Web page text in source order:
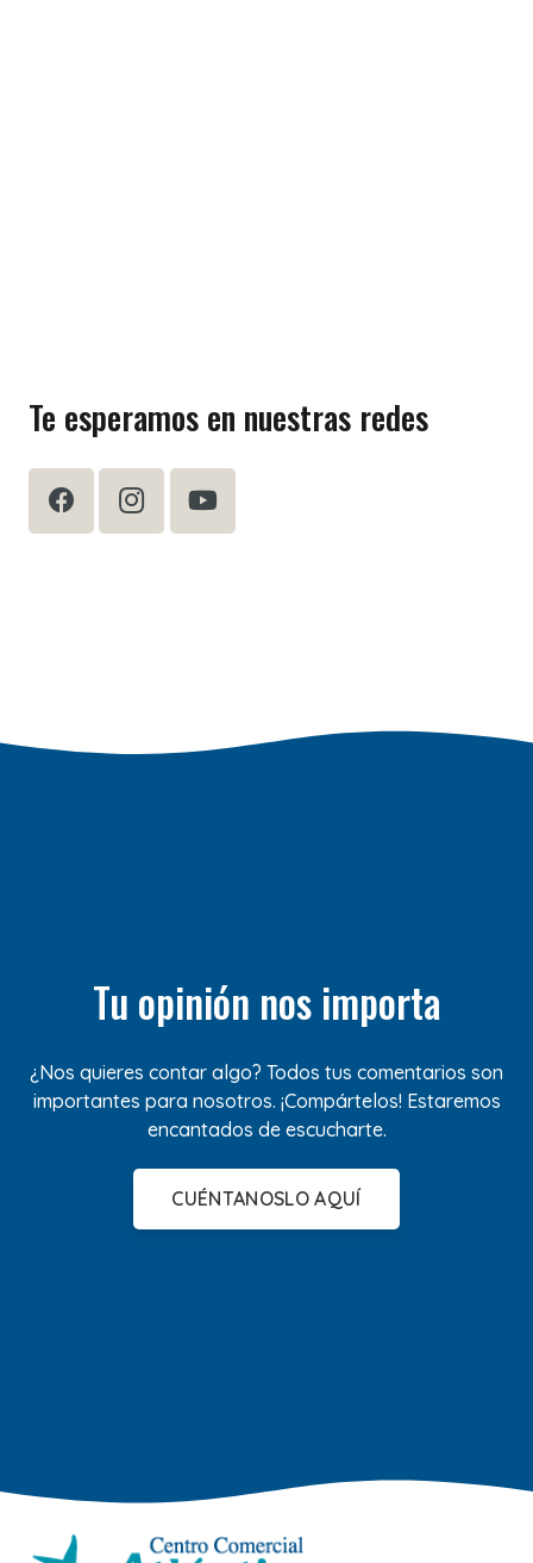
Te esperamos en nuestras redes
Tu opinión nos importa
¿Nos quieres contar algo? Todos tus comentarios son
importantes para nosotros. ¡Compártelos! Estaremos
encantados de escucharte.
CUÉNTANOSLO AQUÍ